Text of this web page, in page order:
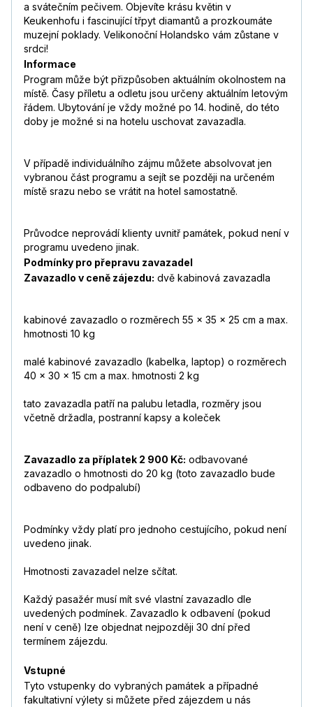
a svátečním pečivem. Objevíte krásu květin v
Keukenhofu i fascinující třpyt diamantů a prozkoumáte
muzejní poklady. Velikonoční Holandsko vám zůstane v
srdci!
Informace
Program může být přizpůsoben aktuálním okolnostem na
místě. Časy příletu a odletu jsou určeny aktuálním letovým
řádem. Ubytování je vždy možné po 14. hodině, do této
doby je možné si na hotelu uschovat zavazadla.
V případě individuálního zájmu můžete absolvovat jen
vybranou část programu a sejít se později na určeném
místě srazu nebo se vrátit na hotel samostatně.
Průvodce neprovádí klienty uvnitř památek, pokud není v
programu uvedeno jinak.
Podmínky pro přepravu zavazadel
Zavazadlo v ceně zájezdu: dvě kabinová zavazadla
kabinové zavazadlo o rozměrech 55 x 35 x 25 cm a max.
hmotnosti 10 kg
malé kabinové zavazadlo (kabelka, laptop) o rozměrech
40 x 30 x 15 cm a max. hmotnosti 2 kg
tato zavazadla patří na palubu letadla, rozměry jsou
včetně držadla, postranní kapsy a koleček
Zavazadlo za příplatek 2 900 Kč: odbavované
zavazadlo o hmotnosti do 20 kg (toto zavazadlo bude
odbaveno do podpalubí)
Podmínky vždy platí pro jednoho cestujícího, pokud není
uvedeno jinak.
Hmotnosti zavazadel nelze sčítat.
Každý pasažér musí mít své vlastní zavazadlo dle
uvedených podmínek. Zavazadlo k odbavení (pokud
není v ceně) lze objednat nejpozději 30 dní před
termínem zájezdu.
Vstupné
Tyto vstupenky do vybraných památek a případné
fakultativní výlety si můžete před zájezdem u nás